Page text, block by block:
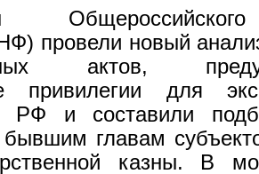
провели новый
актов,
привилегии для экс-
РФ и составили
бывшим главам
казны. В